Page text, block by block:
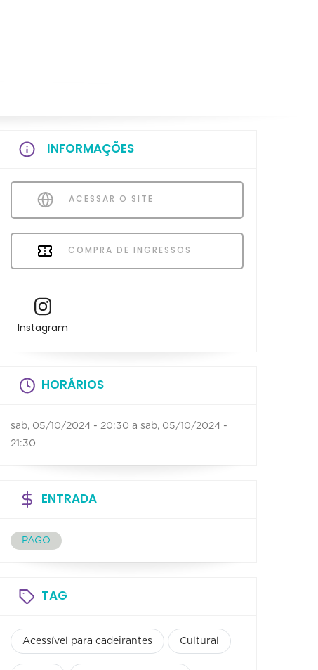
INFORMAÇÕES
ACESSAR O SITE
COMPRA DE INGRESSOS
Instagram
HORÁRIOS
sab, 05/10/2024 - 20:30 a sab, 05/10/2024 -
21:30
ENTRADA
PAGO
TAG
Acessível para cadeirantes Cultural